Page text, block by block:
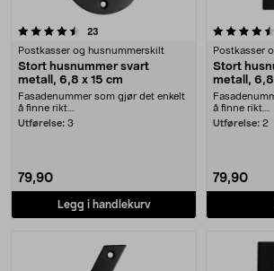
23
Postkasser og husnummerskilt
Stort husnummer svart
metall, 6,8 x 15 cm
Fasadenummer som gjør det enkelt
å finne rikt....
Utførelse: 3
79,90
Legg i handlekurv
4.5 av 5 stjerner
Postkasser
Stort
metall, 6,8
å finne rikt....
Utførelse: 2
79,90